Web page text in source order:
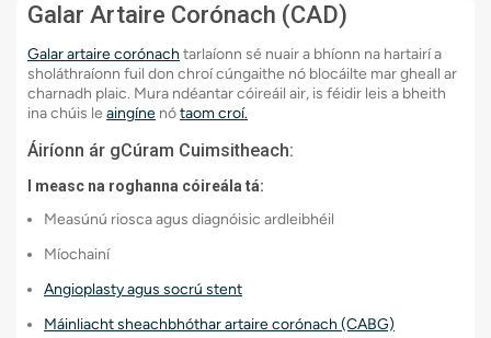
Galar Artaire Corónach (CAD)
Galar artaire corónach tarlaíonn sé nuair a bhíonn na hartairí a
sholáthraíonn fuil don chroí cúngaithe nó blocáilte mar gheall ar
charnadh plaic. Mura ndéantar cóireáil air, is féidir leis a bheith
ina chúis le aingíne nótaom croí.
Áiríonn ár gCúram Cuimsitheach:
I measc na roghanna cóireála tá:
Measúnú riosca agus diagnóisic ardleibhéil
Míochainí
Angioplasty agus socrú stent
Máinliacht sheachbhóthar artaire corónach (CABG)